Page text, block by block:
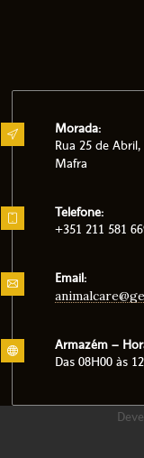
Morada:
Rua 25 de
Mafra
Telefone:
+351 211 581
Email:
Armazém –
Das 08H00 às